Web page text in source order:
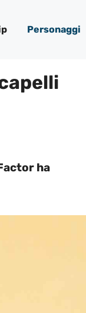
Personaggi
ha